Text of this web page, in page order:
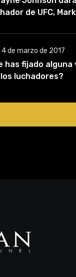
de UFC,
4 de marzo de 2017
has fijado alguna
luchadores?